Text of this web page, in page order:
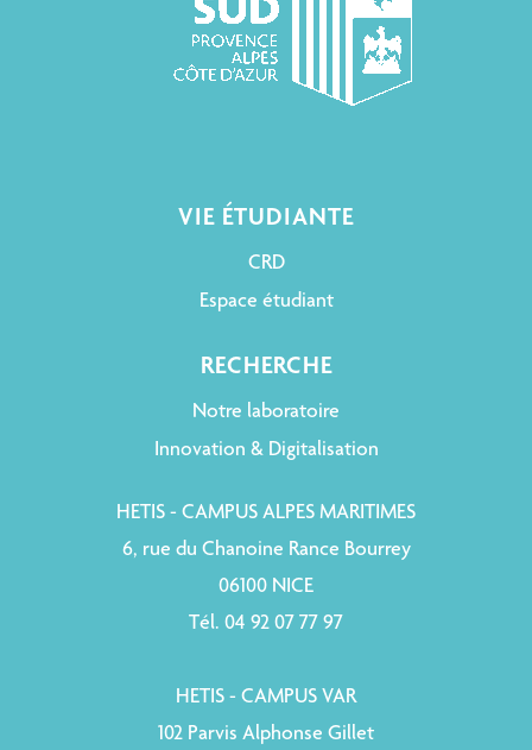
VIE ÉTUDIANTE
CRD
Espace étudiant
RECHERCHE
Notre laboratoire
Innovation & Digitalisation
HETIS - CAMPUS ALPES MARITIMES
6, rue du Chanoine Rance Bourrey
06100 NICE
Tél. 04 92 07 77 97
HETIS - CAMPUS VAR
102 Parvis Alphonse Gillet